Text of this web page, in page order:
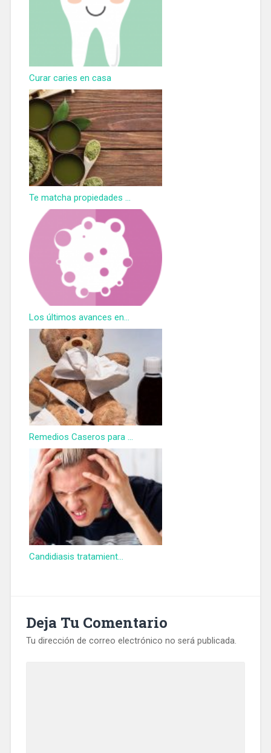
Curar caries en casa
Te matcha propiedades ...
Los últimos avances en...
Remedios Caseros para ...
Candidiasis tratamient...
Deja Tu Comentario
Tu dirección de correo electrónico no será publicada.